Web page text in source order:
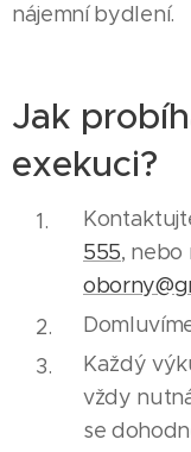
nájemní bydlení.
Jak
exekuci?
555, nebo
Každý
vždy
se